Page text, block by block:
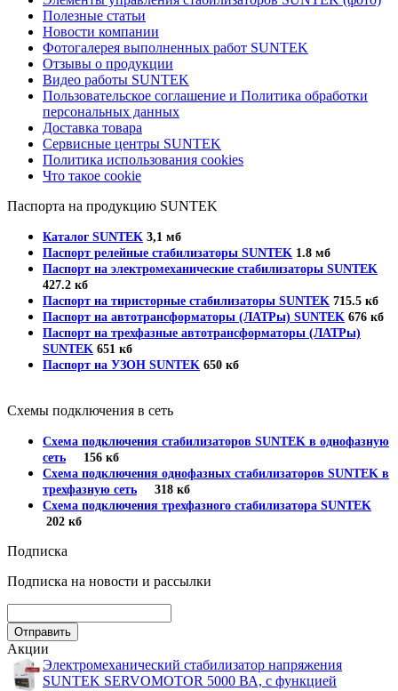
Полезные статьи
Новости компании
Фотогалерея выполненных работ SUNTEK
Отзывы о продукции
Видео работы SUNTEK
Пользовательское соглашение и Политика обработки
персональных данных
Доставка товара
Сервисные центры SUNTEK
Политика использования cookies
Что такое cookie
Паспорта на продукцию SUNTEK
Каталог SUNTEK 3,1 мб
Паспорт релейные стабилизаторы SUNTEK 1.8 мб
Паспорт на электромеханические стабилизаторы SUNTEK
427.2 кб
Паспорт на тиристорные стабилизаторы SUNTEK 715.5 кб
Паспорт на автотрансформаторы (ЛАТРы) SUNTEK 676 кб
Паспорт на трехфазные автотрансформаторы (ЛАТРы)
SUNTEK 651 кб
Паспорт на УЗОН SUNTEK 650 кб
Схемы подключения в сеть
Схема подключения стабилизаторов SUNTEK в однофазную
сеть 156 кб
Схема подключения однофазных стабилизаторов SUNTEK в
трехфазную сеть 318 кб
Схема подключения трехфазного стабилизатора SUNTEK
202 кб
Подписка
Подписка на новости и рассылки
Акции
Электромеханический стабилизатор напряжения
SUNTEK SERVOMOTOR 5000 ВА, с функцией